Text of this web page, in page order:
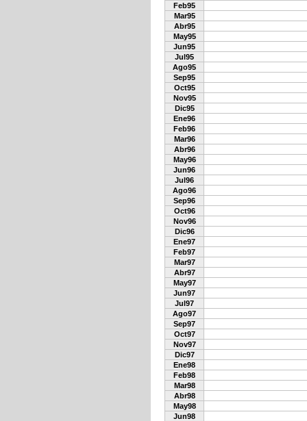
Feb95
Mar95
Abr95
May95
Jun95
Jul95
Ago95
Sep95
Oct95
Nov95
Dic95
Ene96
Feb96
Mar96
Abr96
May96
Jun96
Jul96
Ago96
Sep96
Oct96
Nov96
Dic96
Ene97
Feb97
Mar97
Abr97
May97
Jun97
Jul97
Ago97
Sep97
Oct97
Nov97
Dic97
Ene98
Feb98
Mar98
Abr98
May98
Jun98